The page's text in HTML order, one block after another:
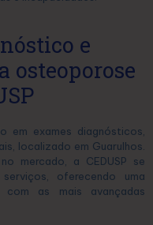
e
osteoporose
em exames diagnósticos,
localizado em Guarulhos.
mercado, a CEDUSP se
oferecendo uma
com as mais avançadas